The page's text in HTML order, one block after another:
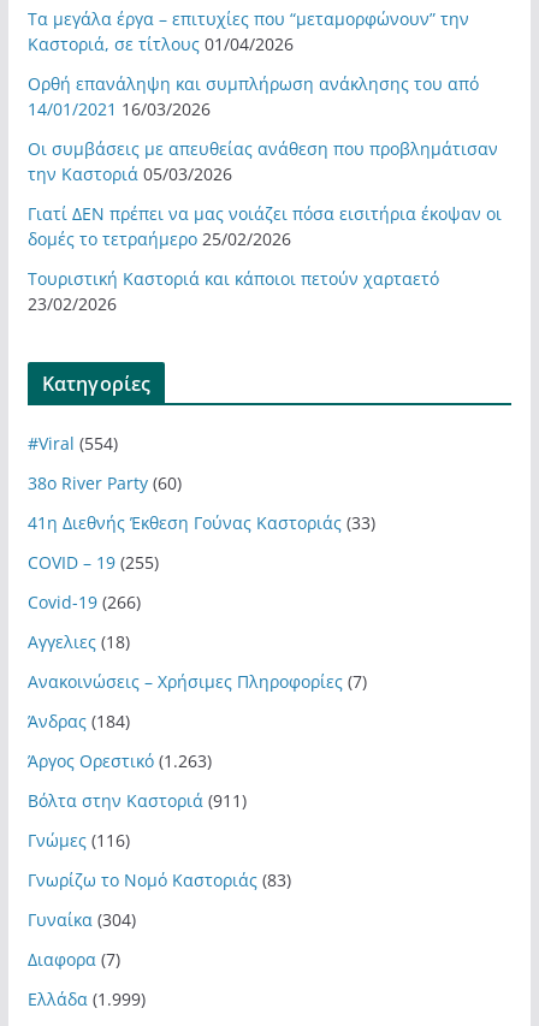
Τα μεγάλα έργα – επιτυχίες που “μεταμορφώνουν” την
Καστοριά, σε τίτλους 01/04/2026
Ορθή επανάληψη και συμπλήρωση ανάκλησης του από
14/01/2021 16/03/2026
Οι συμβάσεις με απευθείας ανάθεση που προβλημάτισαν
την Καστοριά 05/03/2026
Γιατί ΔΕΝ πρέπει να μας νοιάζει πόσα εισιτήρια έκοψαν οι
δομές το τετραήμερο 25/02/2026
Τουριστική Καστοριά και κάποιοι πετούν χαρταετό
23/02/2026
Kατηγορίες
#Viral (554)
38ο River Party(60)
41η Διεθνής Έκθεση Γούνας Καστοριάς(33)
COVID – 19(255)
Covid-19(266)
Αγγελιες(18)
Ανακοινώσεις – Χρήσιμες Πληροφορίες(7)
Άνδρας(184)
Άργος Ορεστικό(1.263)
Βόλτα στην Καστοριά(911)
Γνώμες(116)
Γνωρίζω το Νομό Καστοριάς(83)
Γυναίκα(304)
Διαφορα(7)
Ελλάδα(1.999)